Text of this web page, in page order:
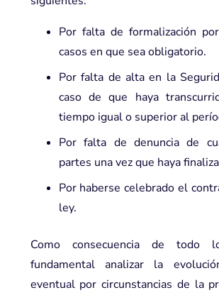
Por falta de formalización
casos en que sea obligatorio.
Por falta de alta en la
caso de que haya
tiempo igual o superior al
Por falta de denuncia de
partes una vez que haya
Por haberse celebrado el
ley.
Como consecuencia de todo
fundamental analizar la
eventual por circunstancias de la